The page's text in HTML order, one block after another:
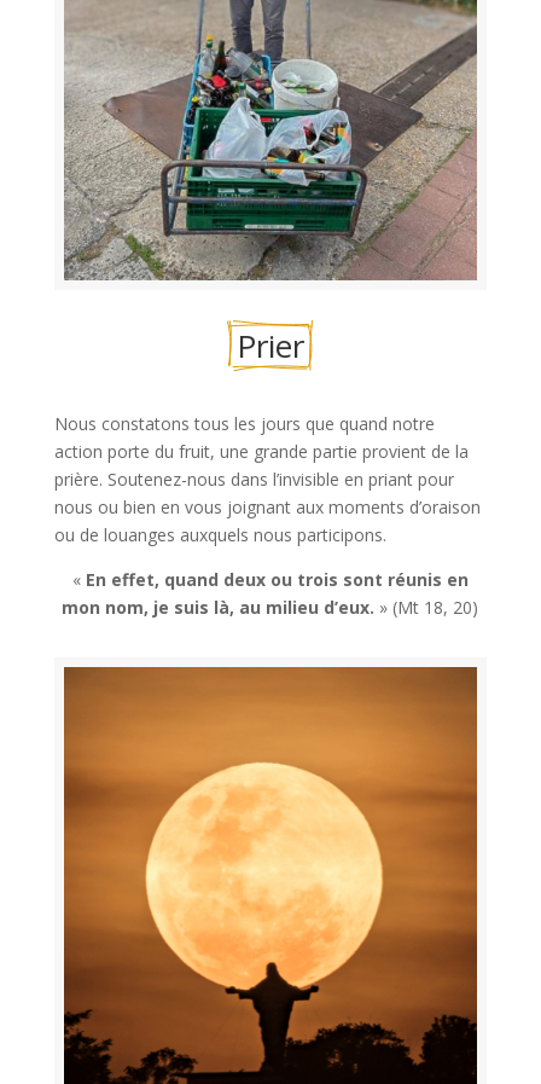
Prier
Nous constatons tous les jours que quand notre
action porte du fruit, une grande partie provient de la
prière. Soutenez-nous dans l’invisible en priant pour
nous ou bien en vous joignant aux moments d’oraison
ou de louanges auxquels nous participons.
« En effet, quand deux ou trois sont réunis en
mon nom, je suis là, au milieu d’eux. » (Mt 18, 20)